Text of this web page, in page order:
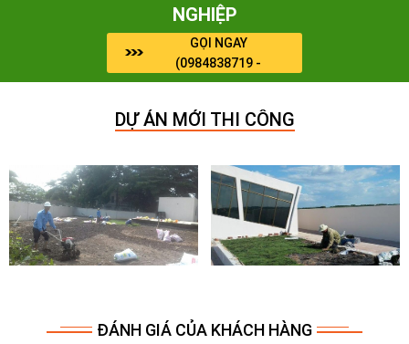
NGHIỆP
GỌI NGAY
(0984838719 -
0964909071)
DỰ ÁN MỚI THI CÔNG
ĐÁNH GIÁ CỦA KHÁCH HÀNG